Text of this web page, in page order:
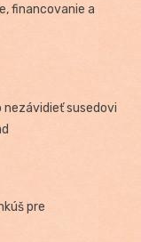
financovanie a
nezávidieť susedovi
pre